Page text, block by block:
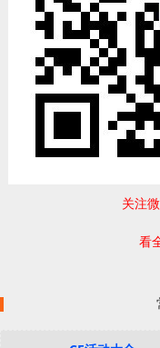
关注
看